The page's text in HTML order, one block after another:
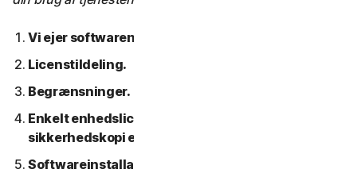
Vi ejer softwaren.
Licenstildeling.
Begrænsninger.
Enkelt enhedslicens; Kun en arkiv- eller
sikkerhedskopi er tilladt.
Softwareinstallation.